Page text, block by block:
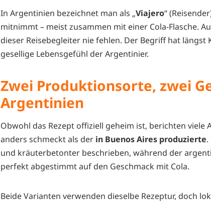
In Argentinien bezeichnet man als „Viajero“
mitnimmt – meist zusammen mit einer Cola-Flasche.
dieser Reisebegleiter nie fehlen. Der Begriff hat
gesellige Lebensgefühl der Argentinier.
Zwei Produktionsorte, zwei
Argentinien
Obwohl das Rezept offiziell geheim ist, berichten viele
anders schmeckt als der in Buenos Aires produzierte
und kräuterbetonter beschrieben, während der
perfekt abgestimmt auf den Geschmack mit Cola.
Beide Varianten verwenden dieselbe Rezeptur, doch